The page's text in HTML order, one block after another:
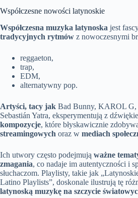
Współczesne nowości latynoskie
Współczesna muzyka latynoska jest
tradycyjnych rytmów z nowoczesnymi
reggaeton,
trap,
EDM,
alternatywny pop.
Artyści, tacy jak Bad Bunny, KAROL
Sebastián Yatra, eksperymentują z
kompozycje, które błyskawicznie
streamingowych oraz w mediach
Ich utwory często podejmują ważne
zmagania, co nadaje im autentyczności i
słuchaczom. Playlisty, takie jak
Latino Playlists”, doskonale ilustrują tę
latynoską muzykę na szczycie